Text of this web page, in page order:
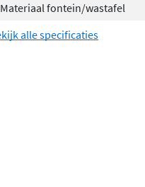
Materiaal fontein/wastafel
alle specificaties